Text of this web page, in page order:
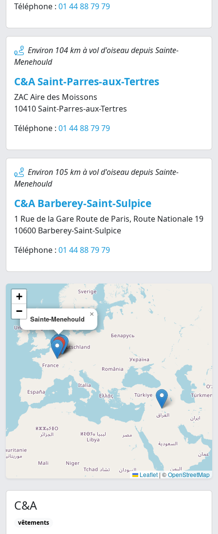
Téléphone : 01 44 88 79 79
Environ 104 km à vol d'oiseau depuis Sainte-
Menehould
C&A Saint-Parres-aux-Tertres
ZAC Aire des Moissons
10410 Saint-Parres-aux-Tertres
Téléphone : 01 44 88 79 79
Environ 105 km à vol d'oiseau depuis Sainte-
Menehould
C&A Barberey-Saint-Sulpice
1 Rue de la Gare Route de Paris, Route Nationale 19
10600 Barberey-Saint-Sulpice
Téléphone : 01 44 88 79 79
Sainte-Menehould
×
+
−
Leaflet | ©OpenStreetMap
C&A
vêtements